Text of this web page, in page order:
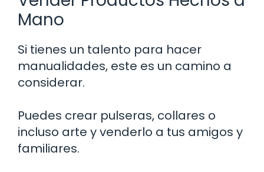
Mano
Si tienes un talento para hacer
manualidades, este es un camino a
considerar.
Puedes crear pulseras, collares o
incluso arte y venderlo a tus amigos y
familiares.